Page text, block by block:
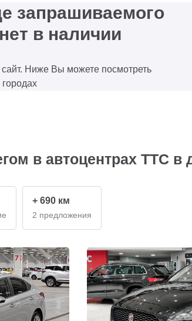
запрашиваемого
в наличии
сайт. Ниже Вы можете посмотреть
в автоцентрах ТТС в
+ 690 км
2 предложения